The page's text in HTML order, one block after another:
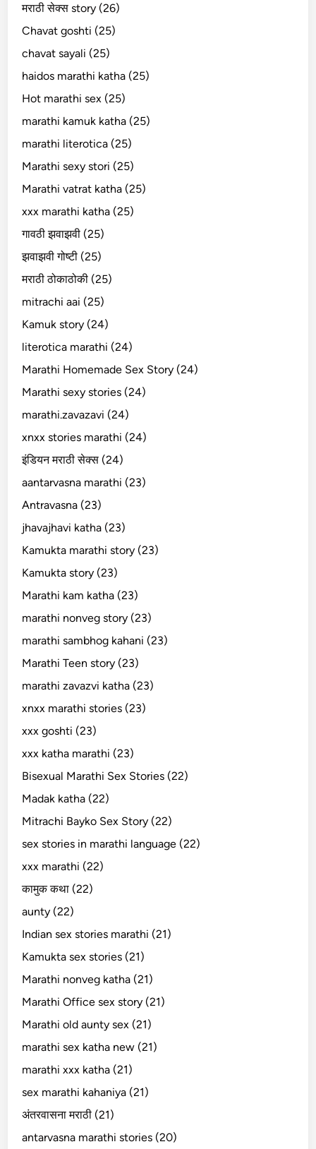
मराठी सेक्स story (26)
Chavat goshti (25)
chavat sayali (25)
haidos marathi katha (25)
Hot marathi sex (25)
marathi kamuk katha (25)
marathi literotica (25)
Marathi sexy stori (25)
Marathi vatrat katha (25)
xxx marathi katha (25)
गावठी झवाझवी (25)
झवाझवी गोष्टी (25)
मराठी ठोकाठोकी (25)
mitrachi aai (25)
Kamuk story (24)
literotica marathi (24)
Marathi Homemade Sex Story (24)
Marathi sexy stories (24)
marathi.zavazavi (24)
xnxx stories marathi (24)
इंडियन मराठी सेक्स (24)
aantarvasna marathi (23)
Antravasna (23)
jhavajhavi katha (23)
Kamukta marathi story (23)
Kamukta story (23)
Marathi kam katha (23)
marathi nonveg story (23)
marathi sambhog kahani (23)
Marathi Teen story (23)
marathi zavazvi katha (23)
xnxx marathi stories (23)
xxx goshti (23)
xxx katha marathi (23)
Bisexual Marathi Sex Stories (22)
Madak katha (22)
Mitrachi Bayko Sex Story (22)
sex stories in marathi language (22)
xxx marathi (22)
कामुक कथा (22)
aunty (22)
Indian sex stories marathi (21)
Kamukta sex stories (21)
Marathi nonveg katha (21)
Marathi Office sex story (21)
Marathi old aunty sex (21)
marathi sex katha new (21)
marathi xxx katha (21)
sex marathi kahaniya (21)
अंतरवासना मराठी (21)
antarvasna marathi stories (20)